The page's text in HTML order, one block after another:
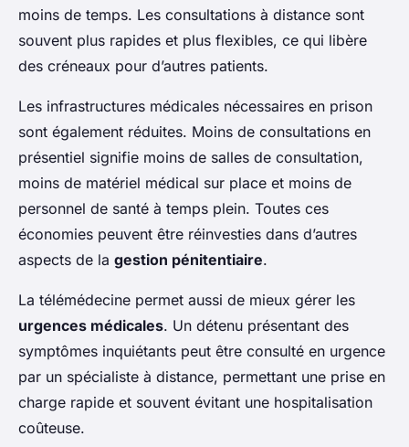
moins de temps. Les consultations à distance sont
souvent plus rapides et plus flexibles, ce qui libère
des créneaux pour d’autres patients.
Les infrastructures médicales nécessaires en prison
sont également réduites. Moins de consultations en
présentiel signifie moins de salles de consultation,
moins de matériel médical sur place et moins de
personnel de santé à temps plein. Toutes ces
économies peuvent être réinvesties dans d’autres
aspects de la gestion pénitentiaire.
La télémédecine permet aussi de mieux gérer les
urgences médicales. Un détenu présentant des
symptômes inquiétants peut être consulté en urgence
par un spécialiste à distance, permettant une prise en
charge rapide et souvent évitant une hospitalisation
coûteuse.